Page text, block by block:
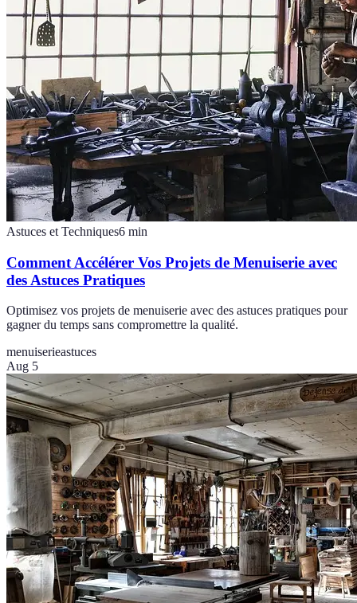
Astuces et Techniques6 min
Comment Accélérer Vos Projets de Menuiserie avec
des Astuces Pratiques
Optimisez vos projets de menuiserie avec des astuces pratiques pour
gagner du temps sans compromettre la qualité.
menuiserieastuces
Aug 5